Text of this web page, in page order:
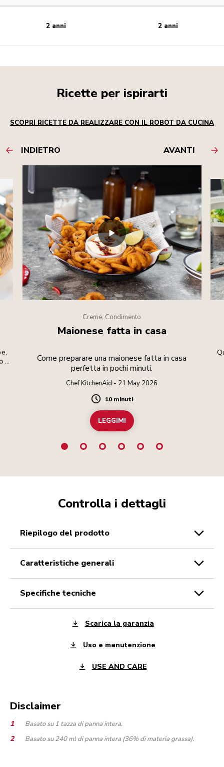
2 anni 2 anni
Ricette per ispirarti
SCOPRI RICETTE DA REALIZZARE CON IL ROBOT DA CUCINA
INDIETRO AVANTI
e
Creme, Condimento
Maionese fatta in casa
Come preparare una maionese fatta in casa
perfetta in pochi minuti.
Chef KitchenAid - 21 May 2026
Duration
10 minuti
LEGGIMI
Controlla i dettagli
riepilogo del prodotto
caratteristiche generali
specifiche tecniche
Scarica la garanzia
Uso e manutenzione
USE AND CARE
Disclaimer
Basato su 1 tazza di panna intera.
Basato su 240 ml di panna intera (36% di materia grassa).